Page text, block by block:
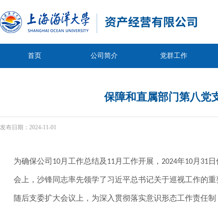
首页 公司简介 党群工作
保障和直属部门第八党
发布日期： 2024-11-01
为确保公司 10月工作总结及 11月工作开展， 2024年10月 31
会上，沙锋同志率先领学了习近平总书记关于巡视工作的
随后支委扩大会议上，为深入贯彻落实意识形态工作责任